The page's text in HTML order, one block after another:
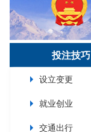
投注技巧
设立变更
就业创业
交通出行